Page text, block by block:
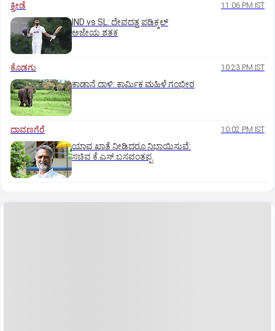
ಕ್ರೀಡೆ 11:06 PM IST
IND vs SL: ದೇವದತ್ತ ಪಡಿಕ್ಕಲ್‌
ಅಜೇಯ ಶತಕ
ಕೊಡಗು 10:23 PM IST
ಕಾಡಾನೆ ದಾಳಿ: ಕಾರ್ಮಿಕ ಮಹಿಳೆ ಗಂಭೀರ
ದಾವಣಗೆರೆ 10:02 PM IST
ಯಾವ ಖಾತೆ ನೀಡಿದರೂ ನಿಭಾಯಿಸುವೆ:
ಸಚಿವ ಕೆ.ಎಸ್.ಬಸವಂತಪ್ಪ